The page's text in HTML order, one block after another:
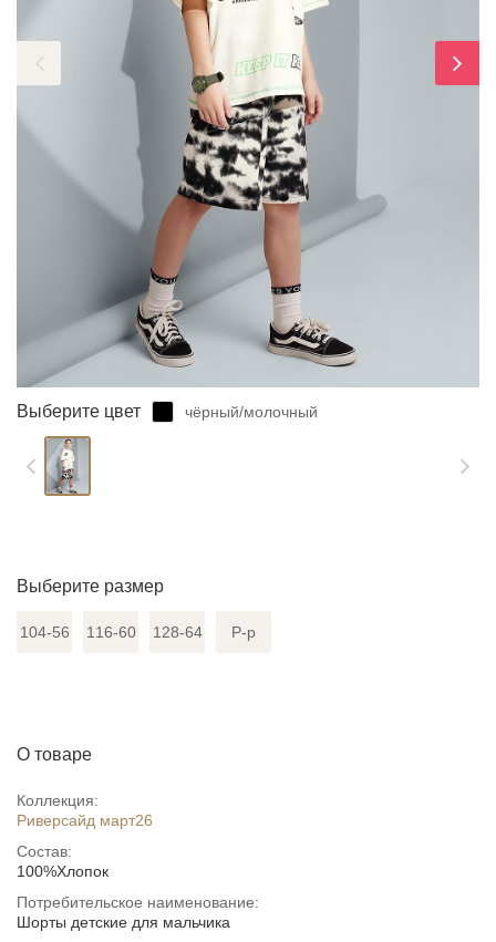
Выберите цвет чёрный/молочный
Выберите размер
104-56 116-60 128-64 Р-р
О товаре
Коллекция:
Риверсайд март26
Состав:
100%Хлопок
Потребительское наименование:
Шорты детские для мальчика